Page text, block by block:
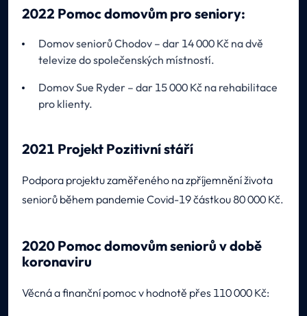
2022 Pomoc domovům pro seniory:
Domov seniorů Chodov – dar 14 000 Kč na dvě
televize do společenských místností.
Domov Sue Ryder – dar 15 000 Kč na rehabilitace
pro klienty.
2021 Projekt Pozitivní stáří
Podpora projektu zaměřeného na zpříjemnění života
seniorů během pandemie Covid-19 částkou 80 000 Kč.
2020 Pomoc domovům seniorů v době
koronaviru
Věcná a finanční pomoc v hodnotě přes 110 000 Kč: